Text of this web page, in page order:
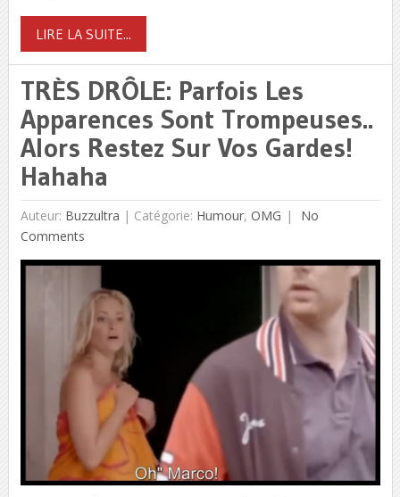
LIRE LA SUITE...
TRÈS DRÔLE: Parfois Les
Apparences Sont Trompeuses..
Alors Restez Sur Vos Gardes!
Hahaha
Auteur: Buzzultra | Catégorie: Humour, OMG
No
Comments